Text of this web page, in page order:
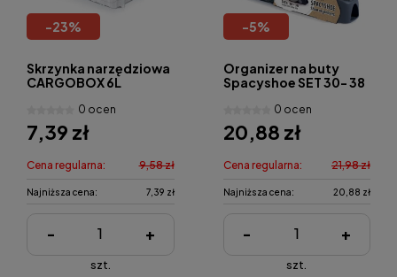
-23%
Skrzynka narzędziowa
CARGOBOX 6L
0 ocen
7,39 zł
Cena regularna: 9,58 zł
Najniższa cena: 7,39 zł
- +
szt.
-5%
Organizer na buty
Spacyshoe SET 30- 38
0 ocen
20,88 zł
Cena regularna: 21,98 zł
Najniższa cena: 20,88 zł
- +
szt.